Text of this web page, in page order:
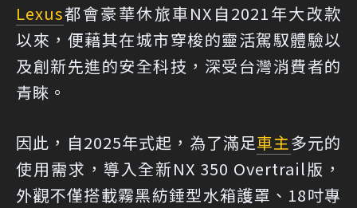
Lexus都會豪華休旅車NX自2021年大改款
以來，便藉其在城市穿梭的靈活駕馭體驗以
及創新先進的安全科技，深受台灣消費者的
青睞。
因此，自2025年式起，為了滿足車主多元的
使用需求，導入全新NX 350 Overtrail版，
外觀不僅搭載霧黑紡錘型水箱護罩、18吋專